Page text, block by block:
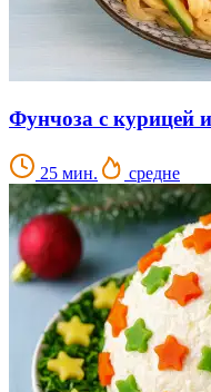
Фунчоза с курицей
25 мин. средне